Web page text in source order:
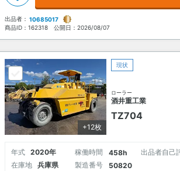
出品者： 10685017
商品ID： 162318 公開日： 2026/08/07
+12枚
現状
ローラー
酒井重工業
TZ704
年式 2020年 稼働時間 458h 出品者自己
在庫地
兵庫県 製造番号 50820